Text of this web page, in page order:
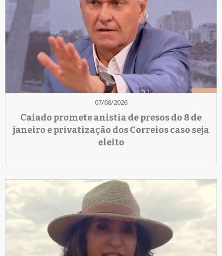
07/08/2026
Caiado promete anistia de presos do 8 de
janeiro e privatização dos Correios caso seja
eleito